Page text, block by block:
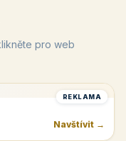
pro web
REKLAMA